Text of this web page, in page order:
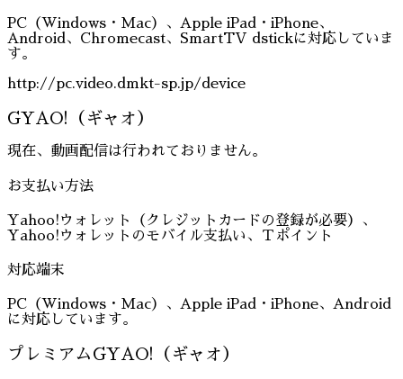
PC（Windows・Mac）、Apple iPad・iPhone、
Android、Chromecast、SmartTV dstickに対応していま
す。
http://pc.video.dmkt-sp.jp/device
GYAO!（ギャオ）
現在、動画配信は行われておりません。
お支払い方法
Yahoo!ウォレット（クレジットカードの登録が必要）、
Yahoo!ウォレットのモバイル支払い、Ｔポイント
対応端末
PC（Windows・Mac）、Apple iPad・iPhone、Android
に対応しています。
プレミアムGYAO!（ギャオ）